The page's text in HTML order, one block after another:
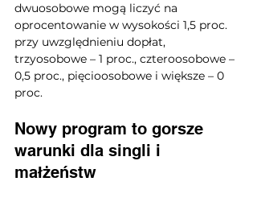
dwuosobowe mogą liczyć na
oprocentowanie w wysokości 1,5 proc.
przy uwzględnieniu dopłat,
trzyosobowe – 1 proc., czteroosobowe –
0,5 proc., pięcioosobowe i większe – 0
proc.
Nowy program to gorsze
warunki dla singli i
małżeństw